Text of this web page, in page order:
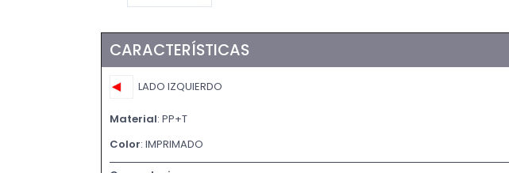
CARACTERÍSTICAS
LADO IZQUIERDO
Material: PP+T
Color: IMPRIMADO